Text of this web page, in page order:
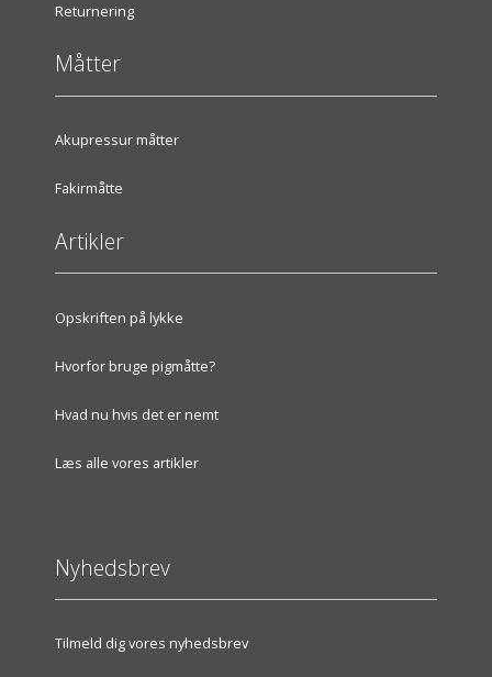
Returnering
Måtter
Akupressur måtter
Fakirmåtte
Artikler
Opskriften på lykke
Hvorfor bruge pigmåtte?
Hvad nu hvis det er nemt
Læs alle vores artikler
Nyhedsbrev
Tilmeld dig vores nyhedsbrev